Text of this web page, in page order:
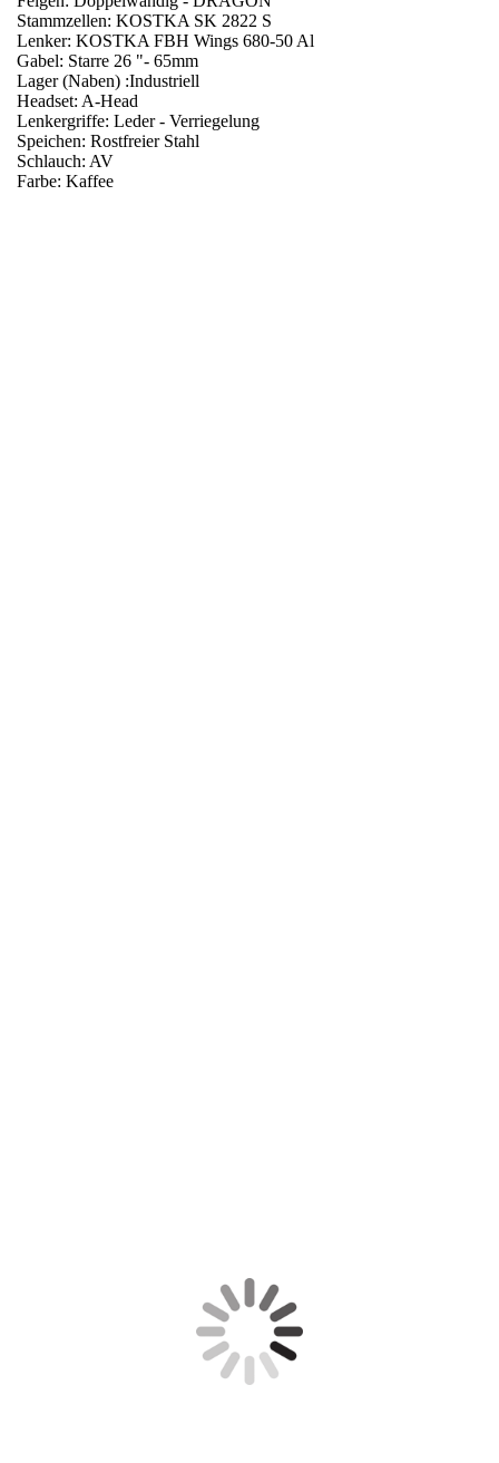
Stammzellen: KOSTKA SK 2822 S
Lenker: KOSTKA FBH Wings 680-50 Al
Gabel: Starre 26 "- 65mm
Lager (Naben) :Industriell
Headset: A-Head
Lenkergriffe: Leder - Verriegelung
Speichen: Rostfreier Stahl
Schlauch: AV
Farbe: Kaffee